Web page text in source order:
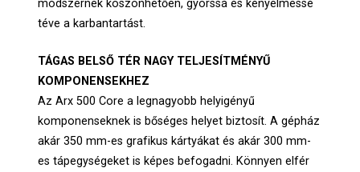
módszernek köszönhetően, gyorssá és kényelmessé
téve a karbantartást.
TÁGAS BELSŐ TÉR NAGY TELJESÍTMÉNYŰ
KOMPONENSEKHEZ
Az Arx 500 Core a legnagyobb helyigényű
komponenseknek is bőséges helyet biztosít. A gépház
akár 350 mm-es grafikus kártyákat és akár 300 mm-
es tápegységeket is képes befogadni. Könnyen elfér